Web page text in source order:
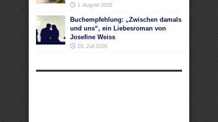
1. August 2026
Buchempfehlung: „Zwischen damals
und uns“, ein Liebesroman von
Josefine Weiss
29. Juli 2026